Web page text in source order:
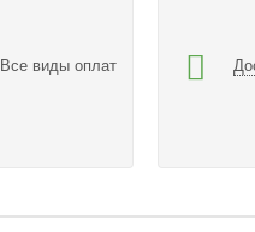
Все виды оплат